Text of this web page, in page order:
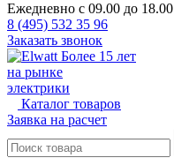
Ежедневно с 09.00 до 18.00
8 (495) 532 35 96
Заказать звонок
Более 15 лет
на рынке
электрики
Каталог товаров
Заявка на расчет